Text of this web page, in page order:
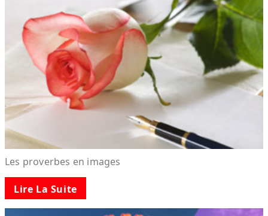
Les proverbes en images
Lire La Suite